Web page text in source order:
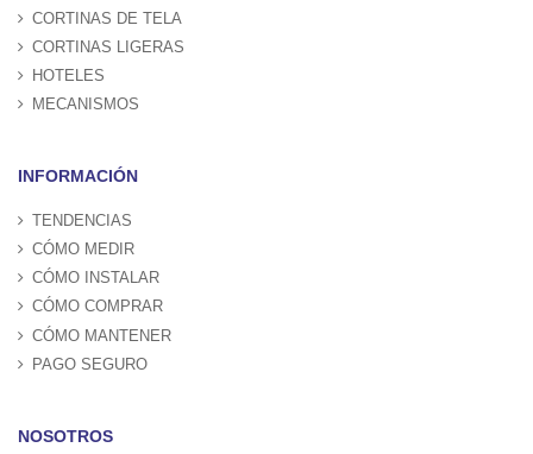
CORTINAS DE TELA
CORTINAS LIGERAS
HOTELES
MECANISMOS
INFORMACIÓN
TENDENCIAS
CÓMO MEDIR
CÓMO INSTALAR
CÓMO COMPRAR
CÓMO MANTENER
PAGO SEGURO
NOSOTROS